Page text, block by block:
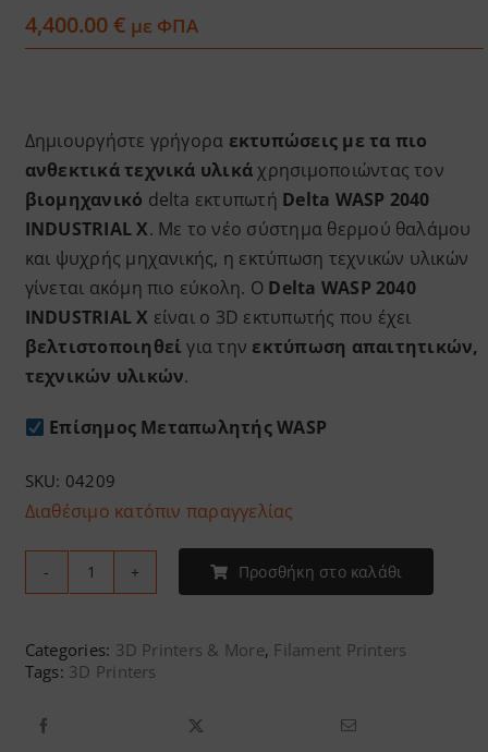
Επικοινωνία
4,400.00€ με ΦΠΑ
Δημιουργήστε γρήγορα εκτυπώσεις με τα πιο
ανθεκτικά τεχνικά υλικάχρησιμοποιώντας τον
βιομηχανικό delta εκτυπωτή Delta WASP 2040
INDUSTRIAL X. Με το νέο σύστημα θερμού θαλάμου
και ψυχρής μηχανικής, η εκτύπωση τεχνικών υλικών
γίνεται ακόμη πιο εύκολη. Ο Delta WASP 2040
INDUSTRIAL X είναι ο 3D εκτυπωτής που έχει
βελτιστοποιηθεί για την εκτύπωση απαιτητικών,
τεχνικών υλικών.
Επίσημος Μεταπωλητής WASP
SKU: 04209
Διαθέσιμο κατόπιν παραγγελίας
WASP
2040
INDUSTRIAL
Προσθήκη στο καλάθι
Categories: 3D Printers & More, Filament Printers
Tags: 3D Printers